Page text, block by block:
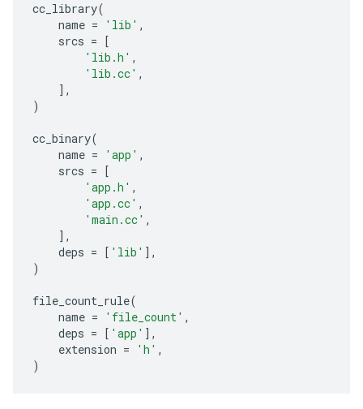
cc_library(
name = 'lib' ,
srcs =
[
'lib.h' ,
'lib.cc' ,
],
)
cc_binary(
name = 'app' ,
srcs =
[
'app.h' ,
'app.cc' ,
'main.cc' ,
],
deps = [ 'lib' ],
)
file_count_rule(
name = 'file_count' ,
deps = [ 'app' ],
extension = 'h' ,
)